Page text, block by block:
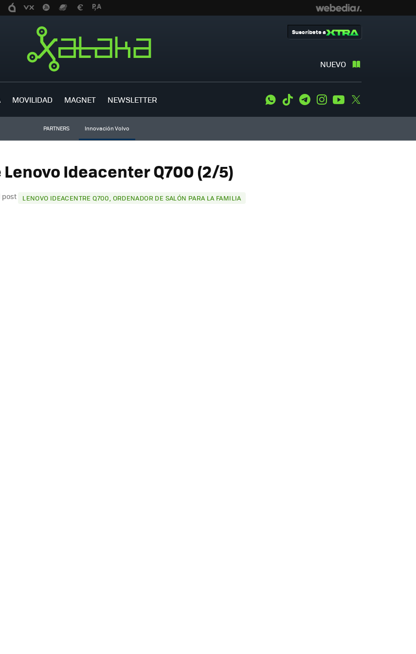
NUEVO
Suscríbete a
MOVILIDAD MAGNET NEWSLETTER WhatsApp
Tiktok TelegramInstagramYoutube
PARTNERS Innovación Volvo
Lenovo Ideacenter Q700 (2/5)
post LENOVO IDEACENTRE Q700, ORDENADOR DE SALÓN PARA LA FAMILIA